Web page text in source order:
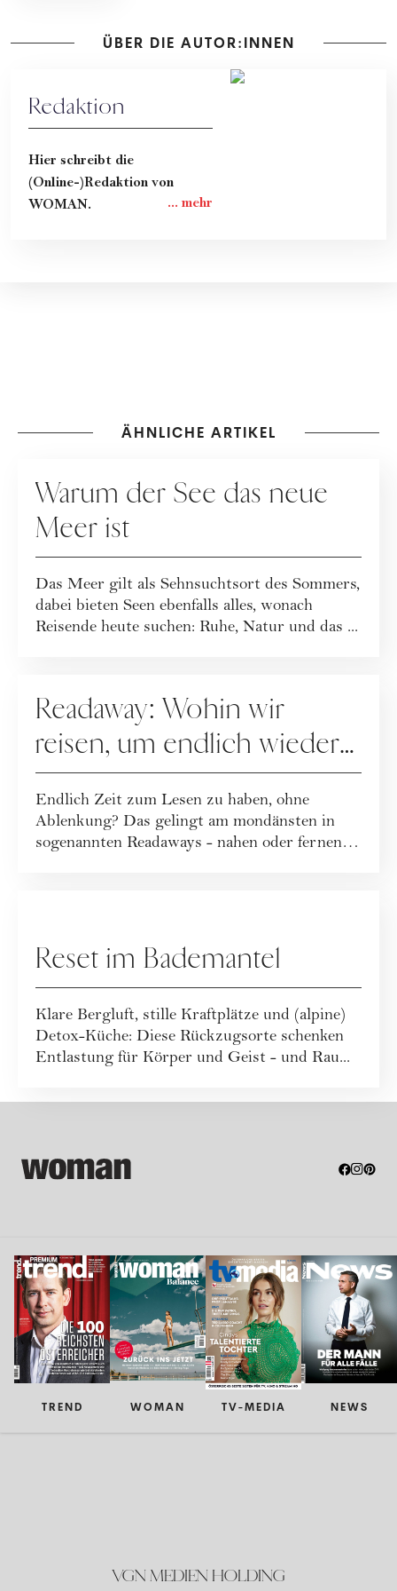
ÜBER DIE AUTOR:INNEN
Redaktion
Hier schreibt die
(Online-)Redaktion von
WOMAN.
ÄHNLICHE ARTIKEL
Warum der See das neue
Meer ist
Das Meer gilt als Sehnsuchtsort des Sommers,
dabei bieten Seen ebenfalls alles, wonach
Reisende heute suchen: Ruhe, Natur und das ...
Readaway: Wohin wir
reisen, um endlich wieder
zu lesen
Endlich Zeit zum Lesen zu haben, ohne
Ablenkung? Das gelingt am mondänsten in
sogenannten Readaways - nahen oder fernen
Reset im Bademantel
Klare Bergluft, stille Kraftplätze und (alpine)
Detox-Küche: Diese Rückzugsorte schenken
Entlastung für Körper und Geist - und Rau...
TREND WOMAN TV-MEDIA NEWS
VGN MEDIEN HOLDING